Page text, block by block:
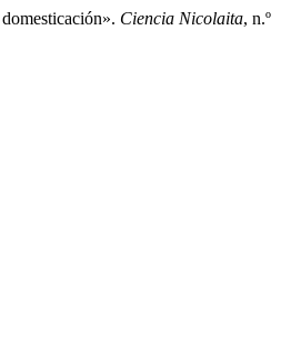
Ciencia Nicolaita, n.º